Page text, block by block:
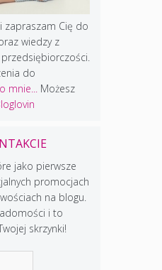
zapraszam Cię do
wiedzy z
do
mnie...
Możesz
jako pierwsze
promocjach
na blogu.
i to
skrzynki!